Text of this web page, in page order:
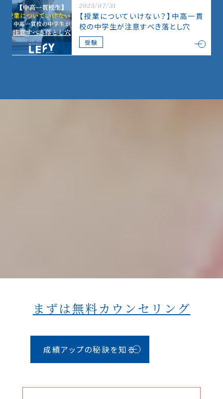
2023/07/31
【授業についていけない？】中高一貫
校の中学生が注意すべき落とし穴
受験
まずは無料カウンセリング
成績アップの秘訣を知る